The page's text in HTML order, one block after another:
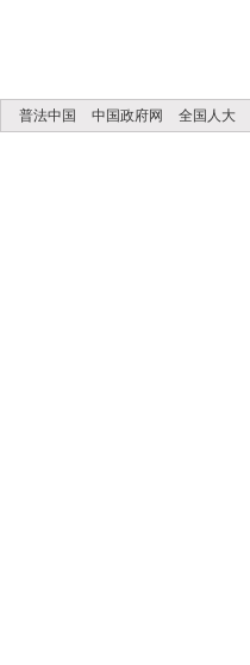
普法中国 中国政府网 全国人大